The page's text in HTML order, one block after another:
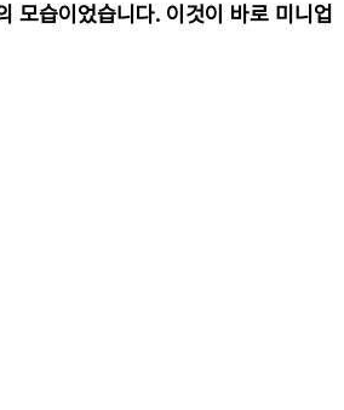
모습이었습니다. 이것이 바로 미니업